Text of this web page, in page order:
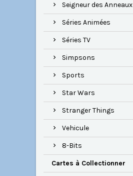
Seigneur des Anneaux
Séries Animées
Séries TV
Simpsons
Sports
Star Wars
Stranger Things
Vehicule
8-Bits
Cartes à Collectionner